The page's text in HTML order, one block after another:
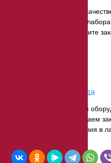
Плотномер почвы для
предлагает поставщик
ЭкспертЦентр – оформите
Лабораторная посуда
Лабораторная посуда и
ЭкспертЦентр, предлагаем
воронки и прочие изделия в